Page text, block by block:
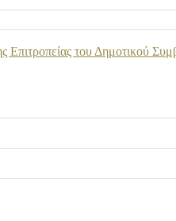
Επιτροπείας του Δημοτικού